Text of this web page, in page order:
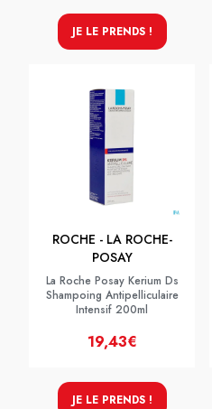
JE LE PRENDS !
ROCHE - LA ROCHE-
POSAY
La Roche Posay Kerium Ds
Shampoing Antipelliculaire
Intensif 200ml
19,43€
JE LE PRENDS !